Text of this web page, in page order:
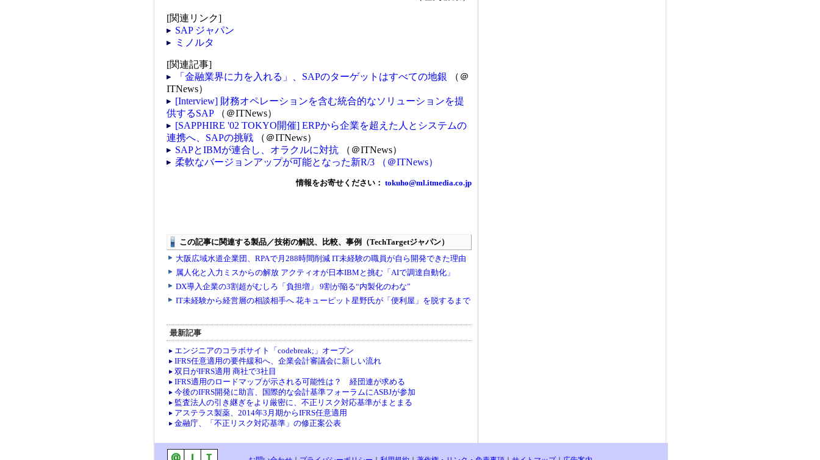
[関連リンク]
SAP ジャパン
ミノルタ
[関連記事]
「金融業界に力を入れる」、SAPのターゲットはすべての地銀 （＠
ITNews）
[Interview] 財務オペレーションを含む統合的なソリューションを提
供するSAP（＠ITNews）
[SAPPHIRE '02 TOKYO開催] ERPから企業を超えた人とシステムの
連携へ、SAPの挑戦 （＠ITNews）
SAPとIBMが連合し、オラクルに対抗 （＠ITNews）
柔軟なバージョンアップが可能となった新R/3 （＠ITNews）
情報をお寄せください： tokuho@ml.itmedia.co.jp
最新記事
エンジニアのコラボサイト「codebreak;」オープン
IFRS任意適用の要件緩和へ、企業会計審議会に新しい流れ
双日がIFRS適用 商社で3社目
IFRS適用のロードマップが示される可能性は？ 経団連が求める
今後のIFRS開発に助言、国際的な会計基準フォーラムにASBJが参加
監査法人の引き継ぎをより厳密に、不正リスク対応基準がまとまる
アステラス製薬、2014年3月期からIFRS任意適用
金融庁、「不正リスク対応基準」の修正案公表